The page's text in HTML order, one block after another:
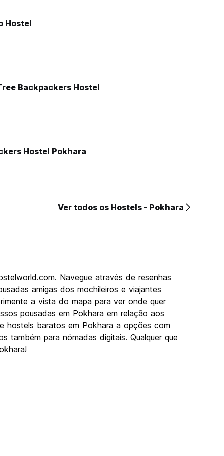
Hostel
Backpackers Hostel
Hostel Pokhara
Ver todos os Hostels - Pokhara
Navegue através de resenhas
amigas dos mochileiros e viajantes
a vista do mapa para ver onde quer
pousadas em Pokhara em relação aos
hostels baratos em Pokhara a opções com
também para nómadas digitais. Qualquer que